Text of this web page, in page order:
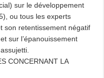
sur le développement
ou tous les experts
son retentissement négatif
sur l’épanouissement
CONCERNANT LA